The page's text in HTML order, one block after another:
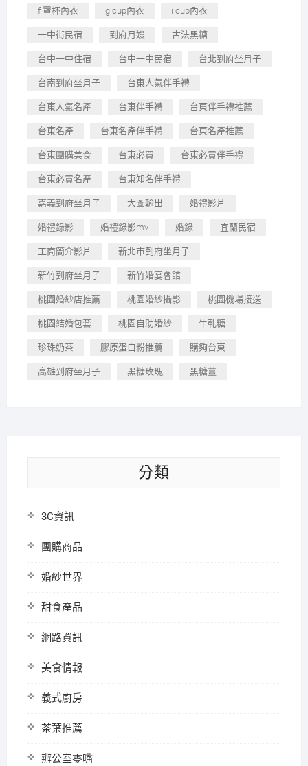
f 罩杯內衣 g cup內衣 i cup內衣
一中街民宿 到府月嫂 古法黑糖
台中一中住宿 台中一中民宿 台北到府坐月子
台南到府坐月子 台東人氣伴手禮
台東人氣名產 台東伴手禮 台東伴手禮推薦
台東名產 台東名產伴手禮 台東名產推薦
台東團購美食 台東必買 台東必買伴手禮
台東必買名產 台東知名伴手禮
嘉義到府坐月子 大圖輸出 婚禮影片
婚禮錄影 婚禮錄影mv 婚錄 宜蘭民宿
工商簡介影片 新北市到府坐月子
新竹到府坐月子 新竹婚宴會館
桃園婚紗店推薦 桃園婚紗攝影 桃園機場接送
桃園結婚包套 桃園自助婚紗 牛軋糖
珍珠奶茶 膠原蛋白粉推薦 購夠台東
高雄到府坐月子 黑糖玫瑰 黑糖薑
分類
3C資訊
團購商品
婚紗世界
甜食產品
網路資訊
美食情報
義式廚房
茶葉推薦
辦公室零嘴